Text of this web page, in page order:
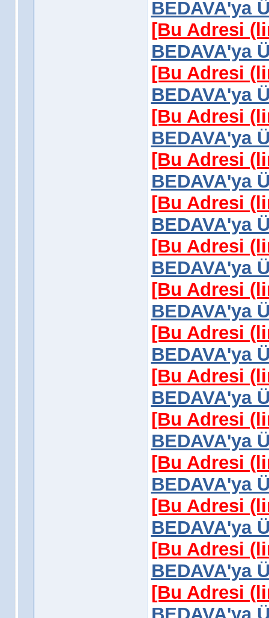
BEDAVA'ya
[Bu Adresi
BEDAVA'ya
[Bu Adresi
BEDAVA'ya
[Bu Adresi
BEDAVA'ya
[Bu Adresi
BEDAVA'ya
[Bu Adresi
BEDAVA'ya
[Bu Adresi
BEDAVA'ya
[Bu Adresi
BEDAVA'ya
[Bu Adresi
BEDAVA'ya
[Bu Adresi
BEDAVA'ya
[Bu Adresi
BEDAVA'ya
[Bu Adresi
BEDAVA'ya
[Bu Adresi
BEDAVA'ya
[Bu Adresi
BEDAVA'ya
[Bu Adresi